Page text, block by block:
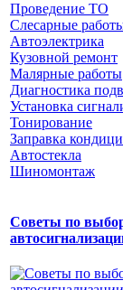
Проведение ТО
Слесарные
Автоэлектрика
Кузовной ремонт
Малярные работы
Диагностика
Установка
Тонирование
Заправка
Автостекла
Шиномонтаж
Советы по